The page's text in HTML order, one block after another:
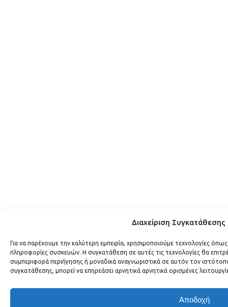
Διαχείριση
Για να παρέχουμε την καλύτερη εμπειρία, χρησιμοποιούμε τεχνολογίες
πληροφορίες συσκευών. Η συγκατάθεση σε αυτές τις τεχνολογίες θα
συμπεριφορά περιήγησης ή μοναδικά αναγνωριστικά σε αυτόν τον
συγκατάθεσης, μπορεί να επηρεάσει αρνητικά αρνητικά ορισμένες
Αποδοχή